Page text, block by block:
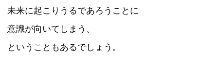
未来に起こりうるであろうことに
意識が向いてしまう、
ということもあるでしょう。